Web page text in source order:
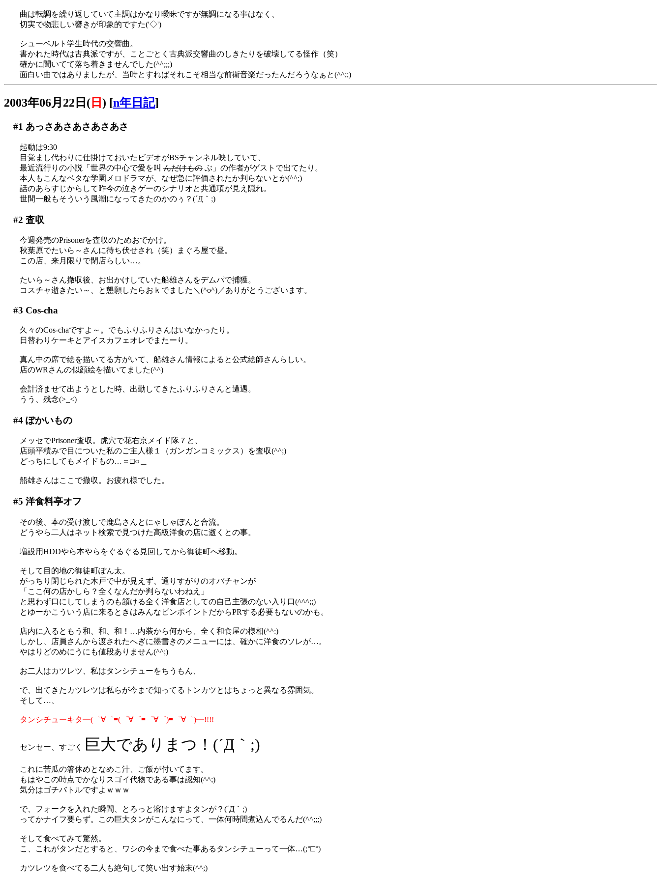
曲は転調を繰り返していて主調はかなり曖昧ですが無調になる事はなく、
切実で物悲しい響きが印象的ですた('◇')ゞ
シューベルト学生時代の交響曲。
書かれた時代は古典派ですが、ことごとく古典派交響曲のしきたりを破壊してる怪作（笑）
確かに聞いてて落ち着きませんでした(^^;;;)
面白い曲ではありましたが、当時とすればそれこそ相当な前衛音楽だったんだろうなぁと(^^;;)
2003年06月22日( 日 ) [n年日記]
#1 あっさあさあさあさあさ
起動は9:30
目覚まし代わりに仕掛けておいたビデオがBSチャンネル映していて、
最近流行りの小説「世界の中心で愛を叫 んだけもの ぶ」の作者がゲストで出てたり。
本人もこんなベタな学園メロドラマが、なぜ急に評価されたか判らないとか(^^;)
話のあらすじからして昨今の泣きゲーのシナリオと共通項が見え隠れ。
世間一般もそういう風潮になってきたのかのぅ？(´Д｀;)
#2 査収
今週発売のPrisonerを査収のためおでかけ。
秋葉原でたいら～さんに待ち伏せされ（笑）まぐろ屋で昼。
この店、来月限りで閉店らしい…。
たいら～さん撤収後、お出かけしていた船雄さんをデムパで捕獲。
コスチャ逝きたい～、と懇願したらおｋでました＼(^o^)／ありがとうございます。
#3 Cos-cha
久々のCos-chaですよ～。でもふりふりさんはいなかったり。
日替わりケーキとアイスカフェオレでまたーり。
真ん中の席で絵を描いてる方がいて、船雄さん情報によると公式絵師さんらしい。
店のWRさんの似顔絵を描いてました(^^)
会計済ませて出ようとした時、出勤してきたふりふりさんと遭遇。
うう、残念(>_<)
#4ぽかいもの
メッセでPrisoner査収。虎穴で花右京メイド隊７と、
店頭平積みで目についた私のご主人様１（ガンガンコミックス）を査収(^^;)
どっちにしてもメイドもの…＝□○＿
船雄さんはここで撤収。お疲れ様でした。
#5 洋食料亭オフ
その後、本の受け渡しで鹿島さんとにゃしゃぽんと合流。
どうやら二人はネット検索で見つけた高級洋食の店に逝くとの事。
増設用HDDやら本やらをぐるぐる見回してから御徒町へ移動。
そして目的地の御徒町ぽん太。
がっちり閉じられた木戸で中が見えず、通りすがりのオバチャンが
「ここ何の店かしら？全くなんだか判らないわねえ」
と思わず口にしてしまうのも頷ける全く洋食店としての自己主張のない入り口(^^^;;)
とゆーかこういう店に来るときはみんなピンポイントだからPRする必要もないのかも。
店内に入るともう和、和、和！…内装から何から、全く和食屋の様相(^^:)
しかし、店員さんから渡されたへぎに墨書きのメニューには、確かに洋食のソレが…。
やはりどのめにうにも値段ありません(^^;)
お二人はカツレツ、私はタンシチューをちうもん、
で、出てきたカツレツは私らが今まで知ってるトンカツとはちょっと異なる雰囲気。
そして…、
タンシチューキタ━(゜∀゜≡(゜∀゜≡゜∀゜)≡゜∀゜)━!!!!
センセー、すごく 巨大でありまつ！(´Д｀;)
これに苦瓜の箸休めとなめこ汁、ご飯が付いてます。
もはやこの時点でかなりスゴイ代物である事は認知(^^;)
気分はゴチバトルですよｗｗｗ
で、フォークを入れた瞬間、とろっと溶けますよタンが？(´Д｀;)
ってかナイフ要らず。この巨大タンがこんなにって、一体何時間煮込んでるんだ(^^;;;)
そして食べてみて驚然。
こ、これがタンだとすると、ワシの今まで食べた事あるタンシチューって一体…(;°□°)
カツレツを食べてる二人も絶句して笑い出す始末(^^;)